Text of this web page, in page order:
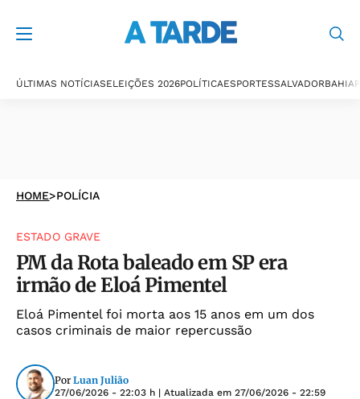
ÚLTIMAS NOTÍCIASELEIÇÕES 2026POLÍTICAESPORTESSALVADORBAHIA
HOME>POLÍCIA
ESTADO GRAVE
PM da Rota baleado em SP era
irmão de Eloá Pimentel
Eloá Pimentel foi morta aos 15 anos em um dos
casos criminais de maior repercussão
Por Luan Julião
27/06/2026 - 22:03 h | Atualizada em 27/06/2026 - 22:59